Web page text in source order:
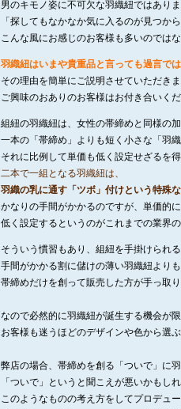
男のキモノ姿に不可欠な羽織紐ではあり
「探してもなかなか気に入るのが見つか
こんな風にお感じのお客様も多いのでは
羽織紐はいまや貴重品と言っても過言で
その理由を簡単にご説明させていただき
ご興味のおありのお客様はお付き合いく
組紐の羽織紐は、女性の帯締めと同様の
一本の「帯締め」よりも短く小さな「羽
それに比例して単価も低く設定せざるを
二本で一組となる羽織紐は、
羽織の乳に通す「ツボ」付けという特殊
かなりの手間がかかるのですが、単価的
低く設定するというのがこれまでの業界
そういう慣習もあり、組紐を手掛けられ
手間がかかる割に儲けの薄い羽織紐よりも
帯締めだけを創って販売した方が手っ取
なので必然的に羽織紐が誕生する機会が
お客様も迷うほどのデザインや色から選
弊店の場合、帯締めを創る「ついで」に
「ついで」というと聞こえが悪いかもし
このようなものの考え方をしてプロデュ